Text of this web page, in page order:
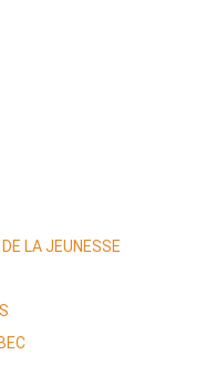
LA JEUNESSE